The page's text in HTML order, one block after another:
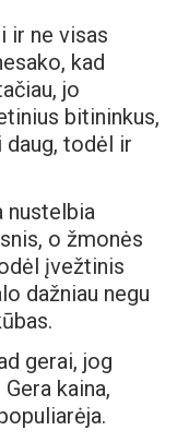
ir ne visas
kad
jo
bitininkus,
daug, todėl ir
nustelbia
o žmonės
įvežtinis
dažniau negu
gerai, jog
kaina,